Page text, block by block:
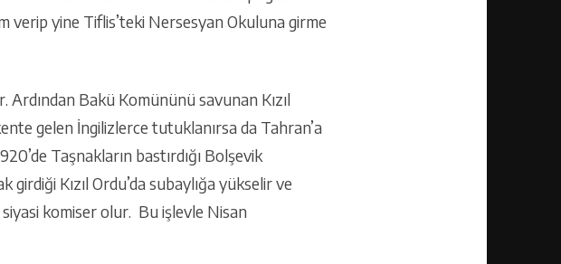
verip yine Tiflis’teki Nersesyan Okuluna girme
Ardından Bakü Komününü savunan Kızıl
gelen İngilizlerce tutuklanırsa da Tahran’a
Taşnakların bastırdığı Bolşevik
girdiği Kızıl Ordu’da subaylığa yükselir ve
komiser olur. Bu işlevle Nisan